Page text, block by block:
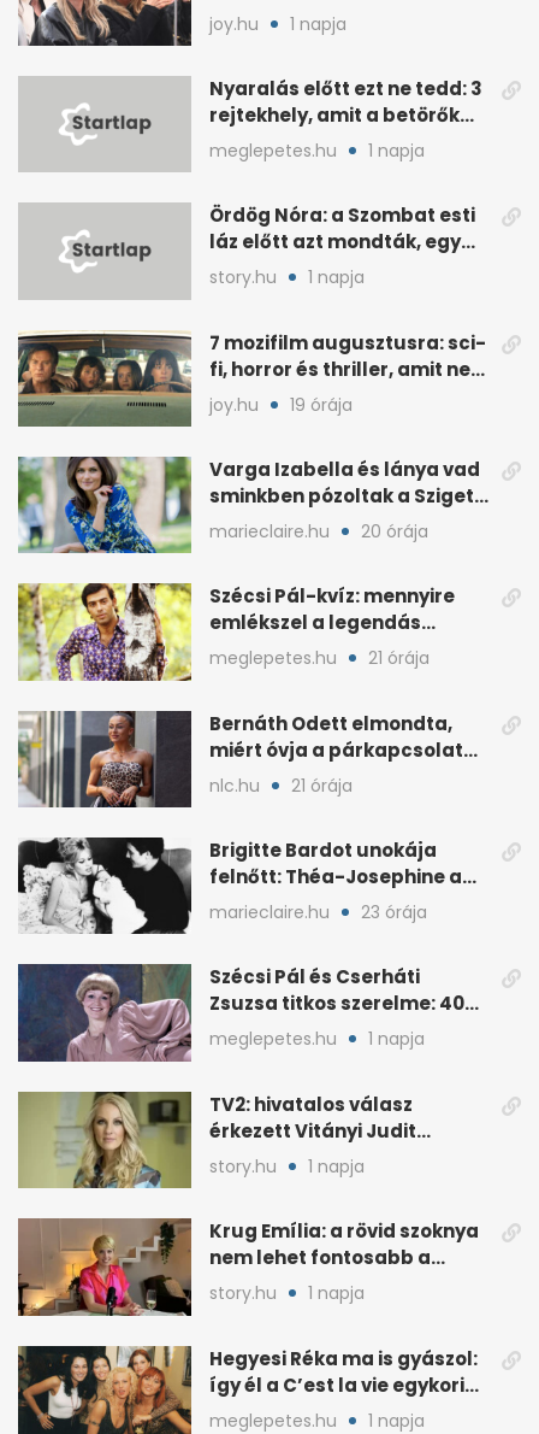
született nekik
joy.hu 1 napja
Nyaralás előtt ezt ne tedd: 3
rejtekhely, amit a betörők
ismernek
meglepetes.hu 1 napja
Ördög Nóra: a Szombat esti
láz előtt azt mondták, egy
hét alatt fogyjon
story.hu 1 napja
7 mozifilm augusztusra: sci-
fi, horror és thriller, amit nem
érdemes kihagyni
joy.hu 19 órája
Varga Izabella és lánya vad
sminkben pózoltak a Sziget
előtt
marieclaire.hu 20 órája
Szécsi Pál-kvíz: mennyire
emlékszel a legendás
énekes történetére?
meglepetes.hu 21 órája
Bernáth Odett elmondta,
miért óvja a párkapcsolatát
a nyilvánosságtól
nlc.hu 21 órája
Brigitte Bardot unokája
felnőtt: Théa-Josephine a
nagymamájára hasonlít
marieclaire.hu 23 órája
Szécsi Pál és Cserháti
Zsuzsa titkos szerelme: 40
év után derült ki
meglepetes.hu 1 napja
TV2: hivatalos válasz
érkezett Vitányi Judit
további szerepéről
story.hu 1 napja
Krug Emília: a rövid szoknya
nem lehet fontosabb a
kérdéseimnél
story.hu 1 napja
Hegyesi Réka ma is gyászol:
így él a C’est la vie egykori
énekesnője
meglepetes.hu 1 napja